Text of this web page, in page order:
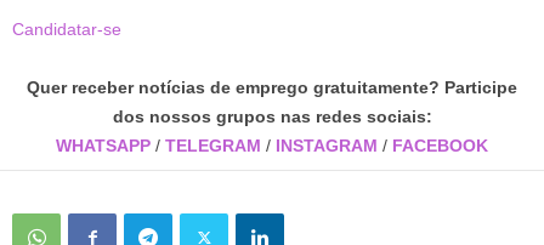
Candidatar-se
Quer receber notícias de emprego gratuitamente? Participe
dos nossos grupos nas redes sociais:
WHATSAPP / TELEGRAM / INSTAGRAM / FACEBOOK